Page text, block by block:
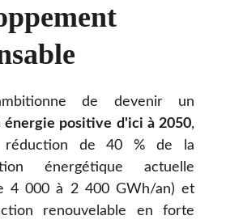
de devenir un
positive d'ici à 2050,
réduction de 40 % de la
énergétique actuelle
4 000 à 2 400 GWh/an) et
renouvelable en forte